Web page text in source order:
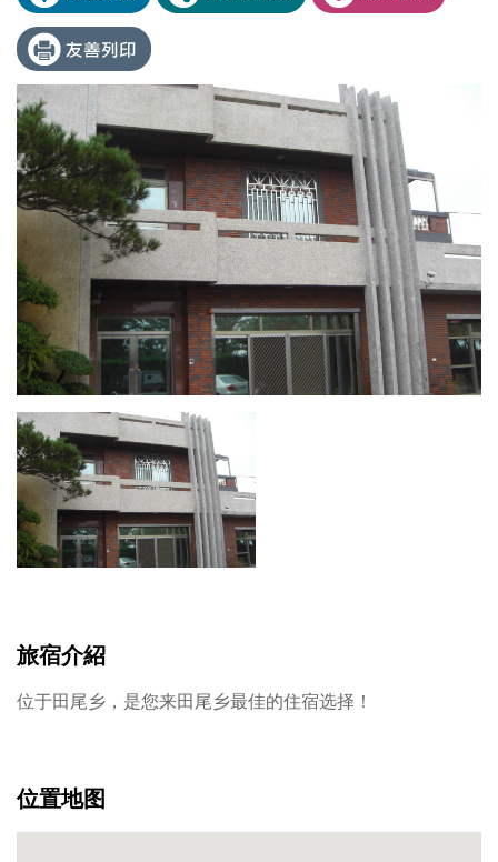
旅宿介紹
位于田尾乡，是您来田尾乡最佳的住宿选择！
位置地图